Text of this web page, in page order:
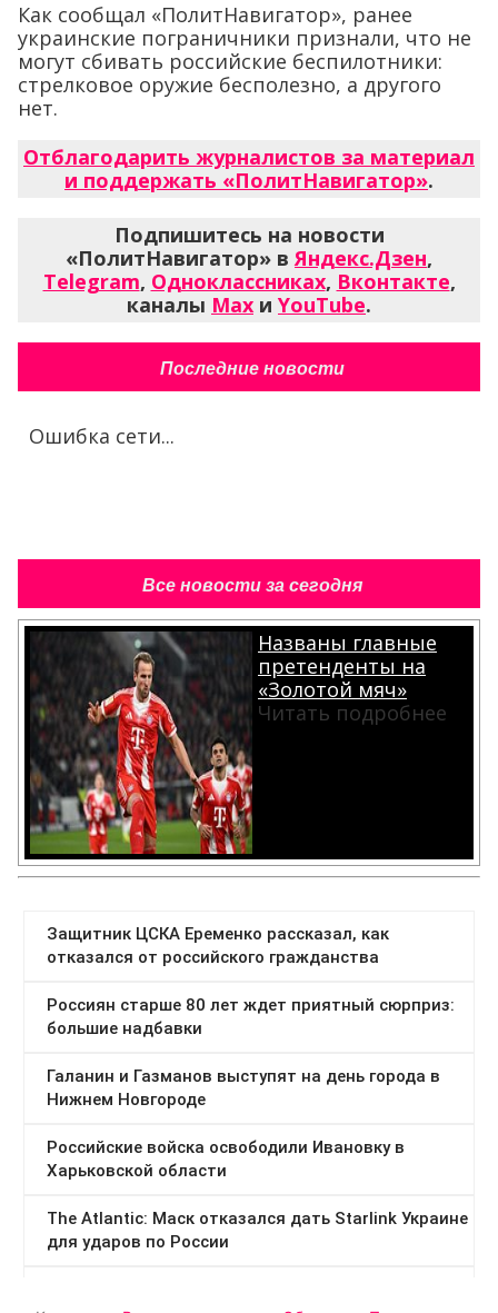
Как сообщал «ПолитНавигатор», ранее
украинские пограничники признали, что не
могут сбивать российские беспилотники:
стрелковое оружие бесполезно, а другого
нет.
Отблагодарить журналистов за материал
и поддержать «ПолитНавигатор».
Подпишитесь на новости
«ПолитНавигатор» вЯндекс.Дзен,
Telegram, Одноклассниках, Вконтакте,
каналы Max и YouTube.
Последние новости
Ошибка сети...
Все новости за сегодня
Названы главные
претенденты на
«Золотой мяч»
Читать подробнее